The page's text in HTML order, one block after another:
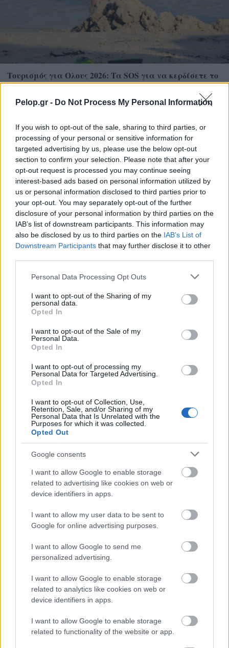
Pelop.gr - Do Not Process My Personal Information
If you wish to opt-out of the sale, sharing to third parties, or
processing of your personal or sensitive information for
targeted advertising by us, please use the below opt-out
section to confirm your selection. Please note that after your
opt-out request is processed you may continue seeing
interest-based ads based on personal information utilized by
us or personal information disclosed to third parties prior to
your opt-out. You may separately opt-out of the further
disclosure of your personal information by third parties on the
IAB’s list of downstream participants. This information may
also be disclosed by us to third parties on the IAB’s List of
Downstream Participants that may further disclose it to other
Please note that this website/app uses one or more Google
not limited to your visit or usage behaviour. You may click to
grant or deny consent to Google and its third-party tags to
use your data for below specified purposes in below Google
consent section.
Personal Data Processing Opt Outs
I want to opt-out of the Sharing of my
personal data.
Opted In
I want to opt-out of the Sale of my
Personal Data.
Opted In
I want to opt-out of processing my
Personal Data for Targeted Advertising.
Opted In
I want to opt-out of Collection, Use,
Retention, Sale, and/or Sharing of my
Personal Data that Is Unrelated with the
Purposes for which it was collected.
Opted Out
Google consents
I want to allow Google to enable storage
related to advertising like cookies on web or
device identifiers in apps.
I want to allow my user data to be sent to
Google for online advertising purposes.
I want to allow Google to send me
personalized advertising.
I want to allow Google to enable storage
related to analytics like cookies on web or
device identifiers in apps.
I want to allow Google to enable storage
related to functionality of the website or app.
Τουρισμός για Ολους 2026: Τα SOS για να κερδίσετε το
voucher διακοπών
Το Minecraft έρχεται στο Nintendo Switch 2 όπως δεν το
έχετε ξαναδεί
Η εορτή της Μεταμόρφωσης στον Ψαθόπυργο ΦΩΤΟ
Δεν ανοίγει η μπάρα στα διόδια με το e-pass ενώ έχει